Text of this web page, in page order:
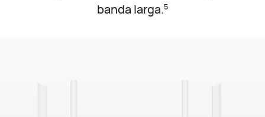
banda larga.5